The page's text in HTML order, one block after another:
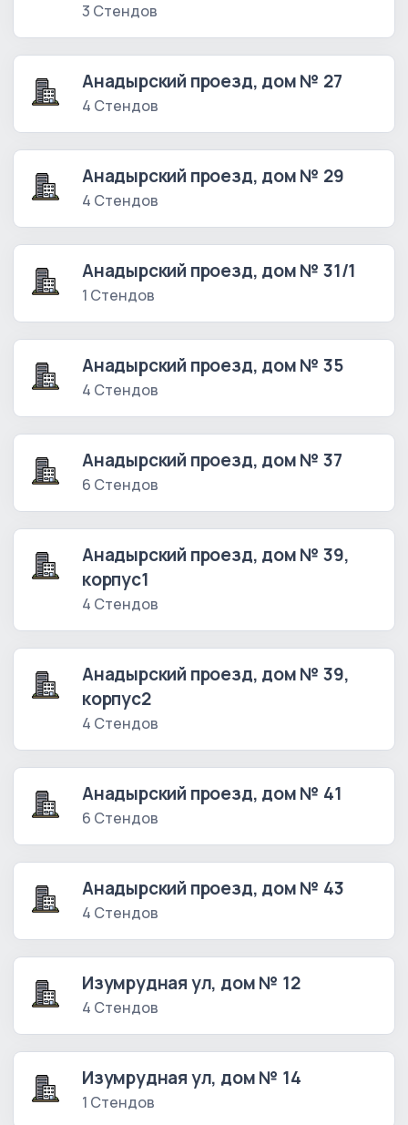
3 Стендов
Анадырский проезд, дом № 27
4 Стендов
Анадырский проезд, дом № 29
4 Стендов
Анадырский проезд, дом № 31/1
1 Стендов
Анадырский проезд, дом № 35
4 Стендов
Анадырский проезд, дом № 37
6 Стендов
Анадырский проезд, дом № 39,
корпус1
4 Стендов
Анадырский проезд, дом № 39,
корпус2
4 Стендов
Анадырский проезд, дом № 41
6 Стендов
Анадырский проезд, дом № 43
4 Стендов
Изумрудная ул, дом № 12
4 Стендов
Изумрудная ул, дом № 14
1 Стендов